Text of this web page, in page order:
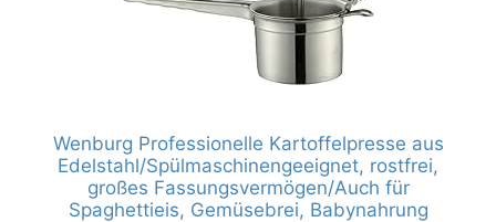
Wenburg Professionelle Kartoffelpresse aus
Edelstahl/Spülmaschinengeeignet, rostfrei,
großes Fassungsvermögen/Auch für
Spaghettieis, Gemüsebrei, Babynahrung